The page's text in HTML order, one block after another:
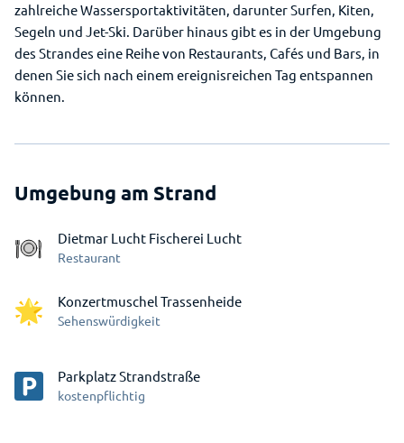
zahlreiche Wassersportaktivitäten, darunter Surfen, Kiten,
Segeln und Jet-Ski. Darüber hinaus gibt es in der Umgebung
des Strandes eine Reihe von Restaurants, Cafés und Bars, in
denen Sie sich nach einem ereignisreichen Tag entspannen
können.
Umgebung am Strand
Dietmar Lucht Fischerei Lucht
Restaurant
Konzertmuschel Trassenheide
Sehenswürdigkeit
Parkplatz Strandstraße
kostenpflichtig